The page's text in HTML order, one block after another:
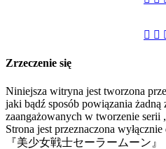
Zrzeczenie się
Niniejsza witryna jest tworzona
jaki bądź sposób powiązania
zaangażowanych w tworzenie serii
Strona jest przeznaczona
『美少女戦士セーラームーン』